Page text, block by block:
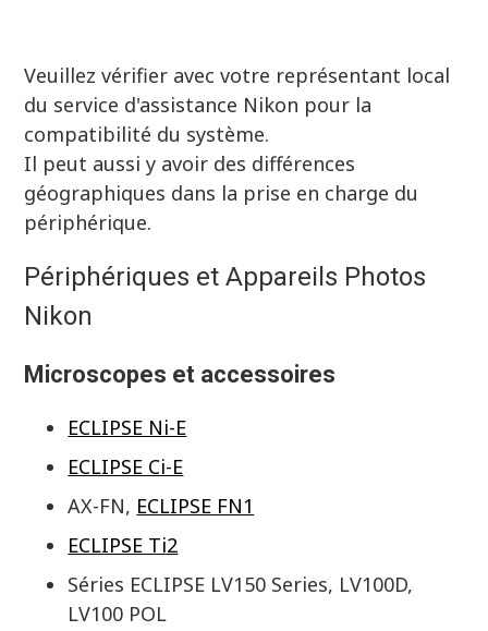
Veuillez vérifier avec votre représentant local
du service d'assistance Nikon pour la
compatibilité du système.
Il peut aussi y avoir des différences
géographiques dans la prise en charge du
périphérique.
Périphériques et Appareils Photos
Nikon
Microscopes et accessoires
ECLIPSE Ni-E
ECLIPSE Ci-E
AX-FN, ECLIPSE FN1
ECLIPSE Ti2
Séries ECLIPSE LV150 Series, LV100D,
LV100 POL